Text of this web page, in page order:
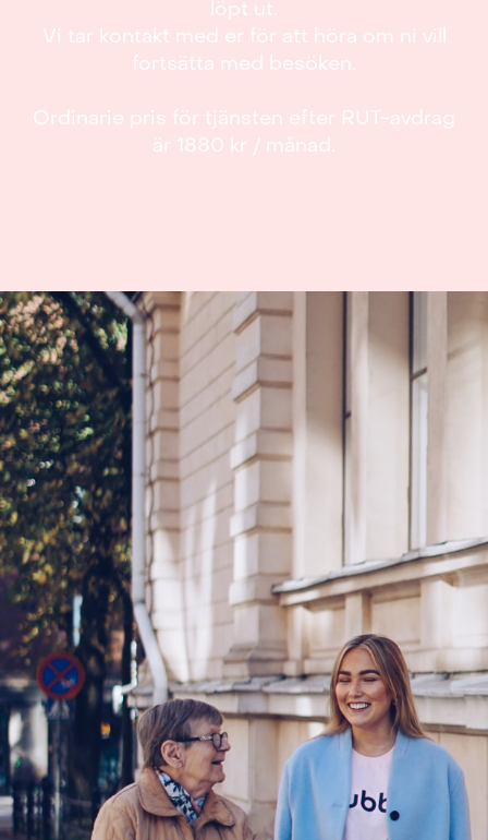
löpt ut.
Vi tar kontakt med er för att höra om ni vill
fortsätta med besöken.
Ordinarie pris för tjänsten efter RUT-avdrag
är 1880 kr / månad.